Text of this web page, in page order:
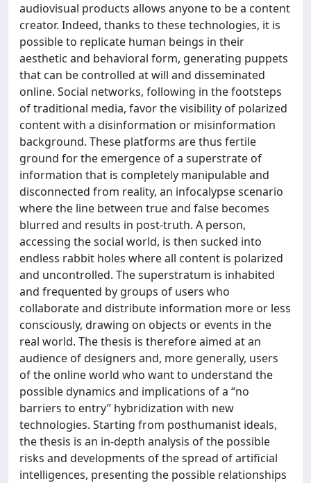
audiovisual products allows anyone to be a content
creator. Indeed, thanks to these technologies, it is
possible to replicate human beings in their
aesthetic and behavioral form, generating puppets
that can be controlled at will and disseminated
online. Social networks, following in the footsteps
of traditional media, favor the visibility of polarized
content with a disinformation or misinformation
background. These platforms are thus fertile
ground for the emergence of a superstrate of
information that is completely manipulable and
disconnected from reality, an infocalypse scenario
where the line between true and false becomes
blurred and results in post-truth. A person,
accessing the social world, is then sucked into
endless rabbit holes where all content is polarized
and uncontrolled. The superstratum is inhabited
and frequented by groups of users who
collaborate and distribute information more or less
consciously, drawing on objects or events in the
real world. The thesis is therefore aimed at an
audience of designers and, more generally, users
of the online world who want to understand the
possible dynamics and implications of a “no
barriers to entry” hybridization with new
technologies. Starting from posthumanist ideals,
the thesis is an in-depth analysis of the possible
risks and developments of the spread of artificial
intelligences, presenting the possible relationships